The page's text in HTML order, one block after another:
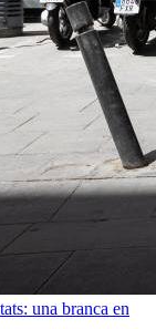
una branca en